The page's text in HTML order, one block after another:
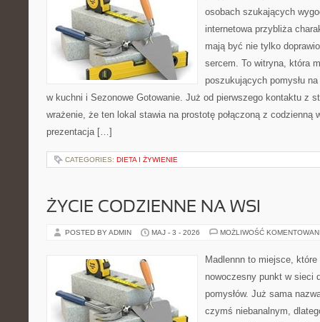
osobach szukających
internetowa przybliża
mają być nie tylko
sercem. To witryna, która
poszukujących pomysłu
w kuchni i Sezonowe Gotowanie. Już od pierwszego kontaktu z
wrażenie, że ten lokal stawia na prostotę połączoną z codzienną
prezentacja […]
CATEGORIES: DIETA I ŻYWIENIE
ŻYCIE CODZIENNE NA WSI
POSTED BY ADMIN MAJ - 3 - 2026 MOŻLIWOŚĆ
Madlennn to miejsce,
nowoczesny punkt w sieci
pomysłów. Już sama
czymś niebanalnym,